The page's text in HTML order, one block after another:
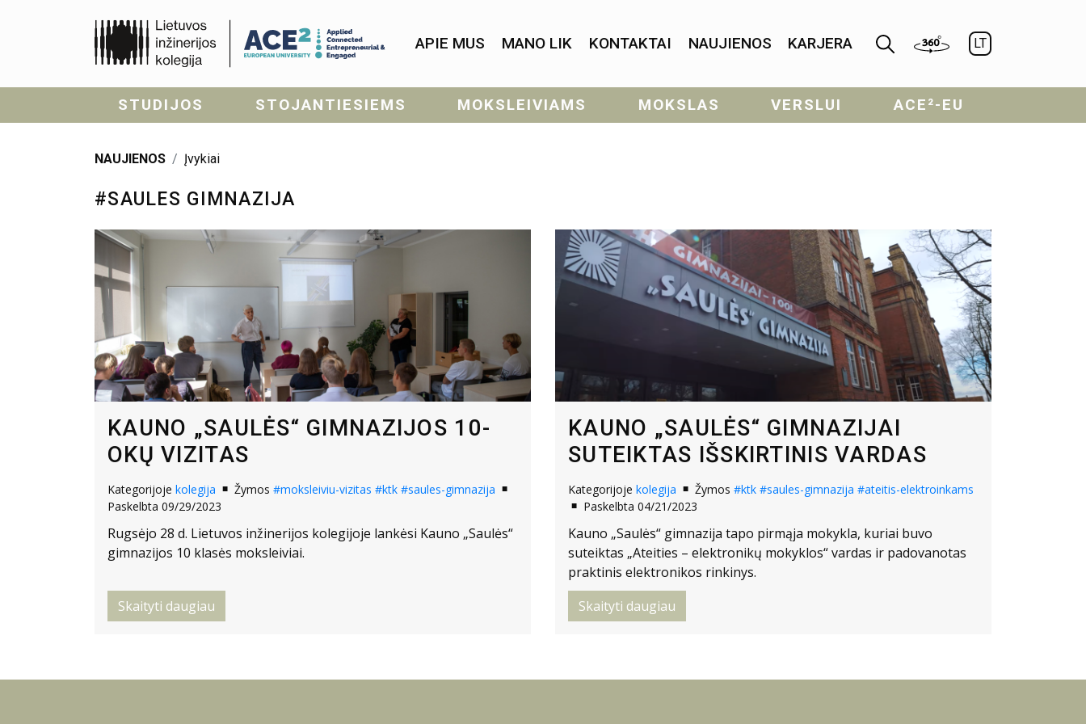
APIE MUS MANO LIK KONTAKTAI NAUJIENOS KARJERA LT
STUDIJOS STOJANTIESIEMS MOKSLEIVIAMS MOKSLAS VERSLUI ACE²-EU
NAUJIENOS Įvykiai
#SAULES GIMNAZIJA
KAUNO „SAULĖS“ GIMNAZIJOS 10-
OKŲ VIZITAS
Kategorijoje kolegija Žymos #moksleiviu-vizitas #ktk #saules-gimnazija
Paskelbta 09/29/2023
Rugsėjo 28 d. Lietuvos inžinerijos kolegijoje lankėsi Kauno „Saulės“
gimnazijos 10 klasės moksleiviai.
Skaityti daugiau
KAUNO „SAULĖS“ GIMNAZIJAI
SUTEIKTAS IŠSKIRTINIS VARDAS
Kategorijoje kolegija Žymos #ktk #saules-gimnazija #ateitis-elektroinkams
Paskelbta 04/21/2023
Kauno „Saulės“ gimnazija tapo pirmąja mokykla, kuriai buvo
suteiktas „Ateities – elektronikų mokyklos“ vardas ir padovanotas
praktinis elektronikos rinkinys.
Skaityti daugiau